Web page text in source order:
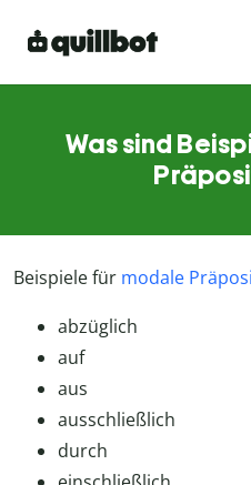
Was sind
Beispiele für modale
abzüglich
auf
aus
ausschließlich
durch